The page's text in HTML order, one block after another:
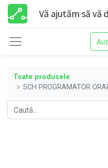
Vă ajutăm să vă
Toate produsele
SCH PROGRAMATOR